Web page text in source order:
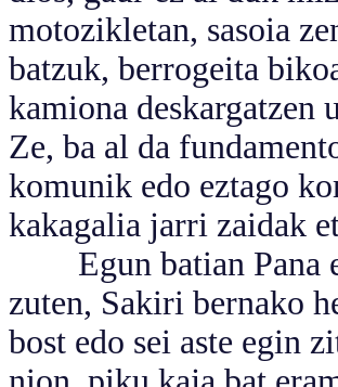
motozikletan, sasoia
batzuk, berrogeita
kamiona deskargatzen
Ze, ba al da
komunik edo eztago
kakagalia jarri zaidak
Egun batian Pana
zuten, Sakiri bernako
bost edo sei aste egin